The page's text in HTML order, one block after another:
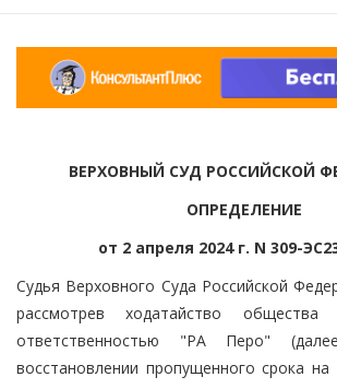
ВЕРХОВНЫЙ СУД РОССИЙСКОЙ
ОПРЕДЕЛЕНИЕ
от 2 апреля 2024 г. N 309-
Судья Верховного Суда Российской
рассмотрев ходатайство общества
ответственностью "РА Перо"
восстановлении пропущенного срока